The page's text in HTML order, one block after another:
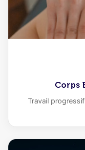
Corps
Travail